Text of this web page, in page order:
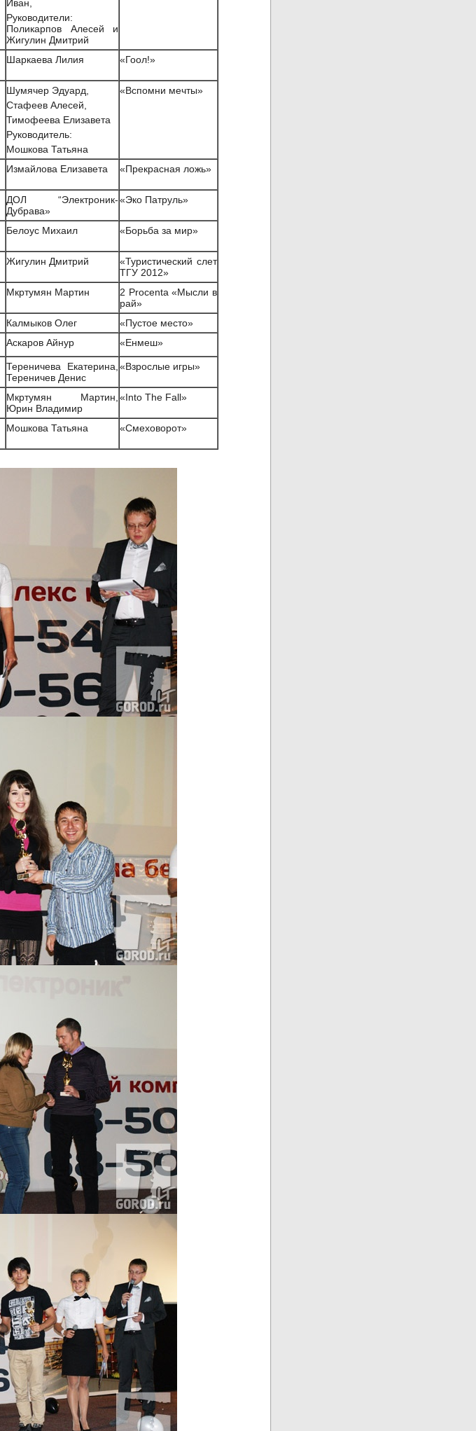
Иван,
Руководители:
Поликарпов Алесей и
Жигулин Дмитрий
Шаркаева Лилия «Гоол!»
Шумячер Эдуард,
Стафеев Алесей,
Тимофеева Елизавета
Руководитель:
Мошкова Татьяна
«Вспомни мечты»
Измайлова Елизавета «Прекрасная ложь»
ДОЛ “Электроник-
Дубрава»
«Эко Патруль»
Белоус Михаил «Борьба за мир»
Жигулин Дмитрий
«Туристический слет
ТГУ 2012»
Мкртумян Мартин
2 Procenta «Мысли в
рай»
Калмыков Олег
«Пустое место»
Аскаров Айнур «Енмеш»
Тереничева Екатерина,
Тереничев Денис
«Взрослые игры»
Мкртумян Мартин,
Юрин Владимир
«Into The Fall»
Мошкова Татьяна «Смеховорот»